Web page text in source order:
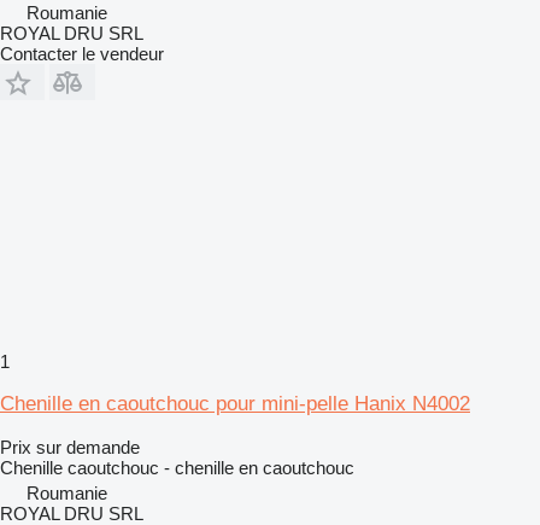
Roumanie
ROYAL DRU SRL
Contacter le vendeur
1
Chenille en caoutchouc pour mini-pelle Hanix N4002
Prix sur demande
Chenille caoutchouc - chenille en caoutchouc
Roumanie
ROYAL DRU SRL